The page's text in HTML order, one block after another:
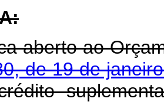
aberto ao
de 19 de